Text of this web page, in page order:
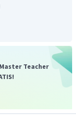
Teacher